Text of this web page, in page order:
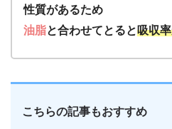
性質があるため
油脂と合わせてとると吸収
こちらの記事もおすすめ